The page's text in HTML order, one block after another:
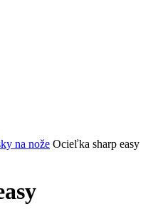
na nože Ocieľka sharp easy